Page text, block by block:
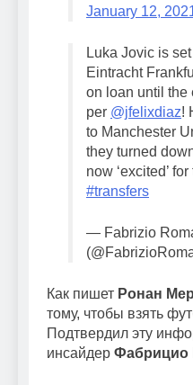
January 12,
Luka Jovic is
Eintracht
on loan until the
per @jfelixdiaz!
to Manchester
they turned
now ‘excited’
#transfers
— Fabrizio
Как пишет Ронан
тому, чтобы взять
Подтвердил эту
инсайдер Фабрицио